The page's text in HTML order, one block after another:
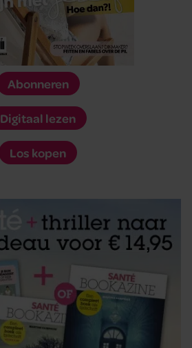
Abonneren
Digitaal lezen
Los kopen